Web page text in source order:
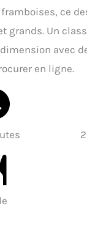
ce
grands. Un
avec
en ligne.